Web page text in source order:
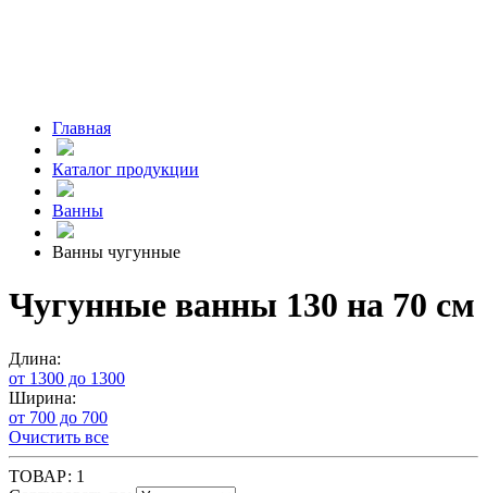
Главная
Каталог продукции
Ванны
Ванны чугунные
Чугунные ванны 130 на 70 см
Длина:
от 1300 до 1300
Ширина:
от 700 до 700
Очистить все
ТОВАР: 1